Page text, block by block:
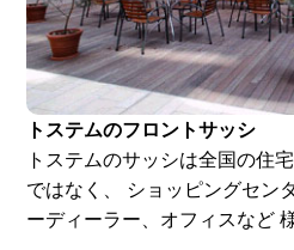
トステムのフロントサッシ
トステムのサッシは全国の住
ではなく、 ショッピングセン
ーディーラー、オフィスなど